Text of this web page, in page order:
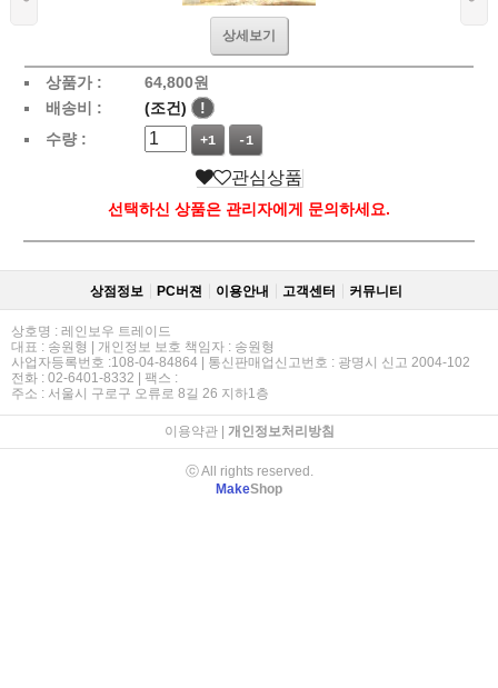
상세보기
상품가 : 64,800원
배송비 :
(조건)
!
수량 :
+1 -1
관심상품
선택하신 상품은 관리자에게 문의하세요.
상점정보 PC버젼 이용안내 고객센터 커뮤니티
상호명 : 레인보우 트레이드
대표 : 송원형 | 개인정보 보호 책임자 : 송원형
사업자등록번호 :108-04-84864 | 통신판매업신고번호 : 광명시 신고 2004-102
전화 : 02-6401-8332 | 팩스 :
주소 : 서울시 구로구 오류로 8길 26 지하1층
이용약관| 개인정보처리방침
ⓒ All rights reserved.
MakeShop